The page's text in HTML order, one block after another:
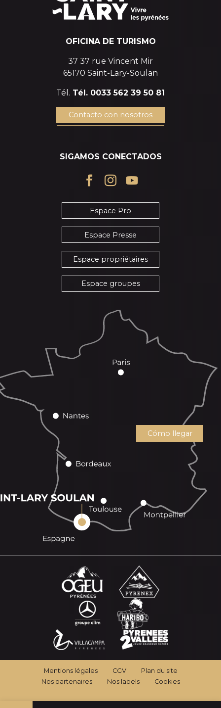
OFICINA DE TURISMO
37 37 rue Vincent Mir
65170 Saint-Lary-Soulan
Tél. Tél. 0033 562 39 50 81
Contacto con nosotros
SIGAMOS CONECTADOS
Espace Pro
Espace Presse
Espace propriétaires
Espace groupes
Cómo llegar
Mentions légales CGV
Plan du site
Nos partenaires
Nos labels Cookies